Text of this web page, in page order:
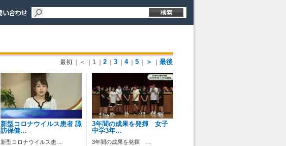
最初 ｜＜ ｜1 2 3 4 5 ＞ 最後
新型コロナウイルス患者 諏
訪保健…
新型コロナウイルス患…
3年間の成果を発揮 女子
中学3年…
3年間の成果を発揮 …